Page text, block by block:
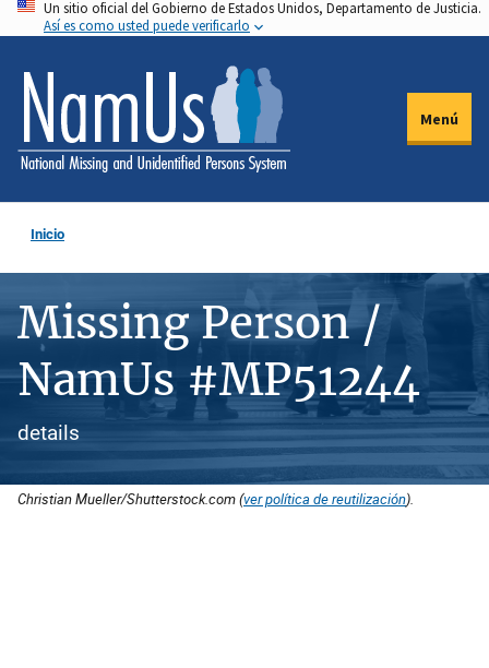
Pasar
al
contenido
principal
Un sitio oficial del Gobierno de Estados Unidos, Departamento de Justicia.
Así es como usted puede verificarlo
Menú
Inicio
Missing Person /
NamUs #MP51244
details
Christian Mueller/Shutterstock.com (ver política de reutilización).